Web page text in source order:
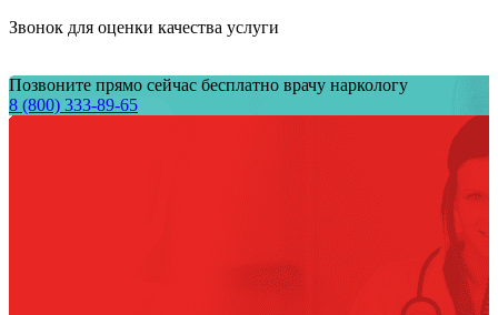
Звонок для оценки качества услуги
Позвоните прямо сейчас бесплатно врачу наркологу
8 (800) 333-89-65